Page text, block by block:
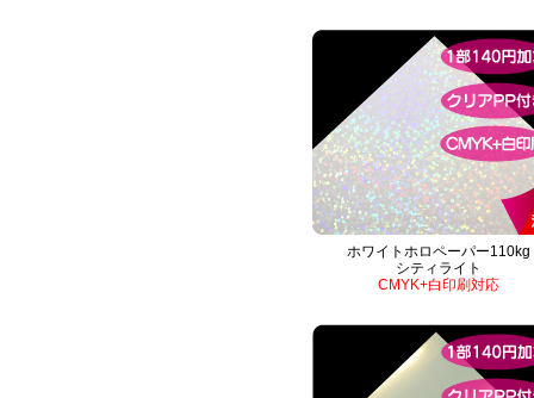
ホワイトホロペーパー110kg
シティライト
CMYK+白印刷対応